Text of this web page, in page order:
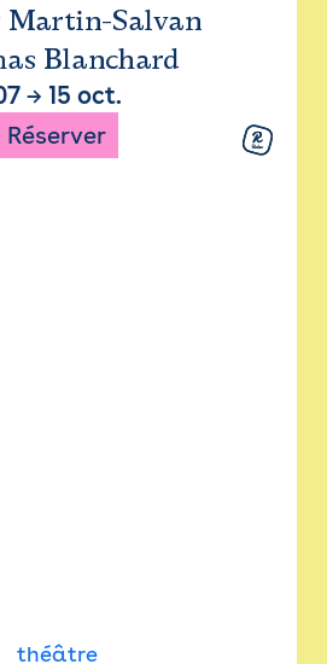
Martin-Salvan
Blanchard
→ 15 oct.
Réserver
théâtre